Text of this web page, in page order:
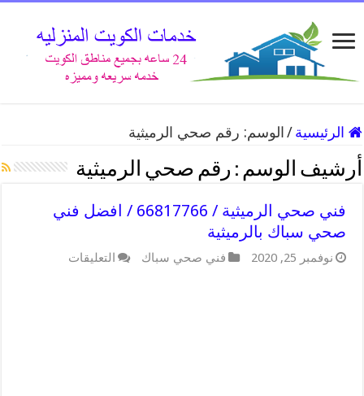
الرئيسية / الوسم: رقم صحي الرميثية
أرشيف الوسم : رقم صحي الرميثية
فني صحي الرميثية / 66817766 / افضل فني
صحي سباك بالرميثية
نوفمبر 25, 2020 فني صحي سباك التعليقات